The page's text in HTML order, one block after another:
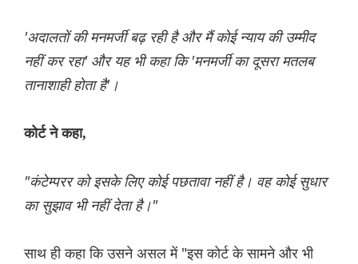
'अदालतों की मनमर्जी बढ़ रही है और मैं कोई न्याय की उम्मीद
नहीं कर रहा' और यह भी कहा कि 'मनमर्जी का दूसरा मतलब
तानाशाही होता है'।
कोर्ट ने कहा,
"कंटेम्परर को इसके लिए कोई पछतावा नहीं है। वह कोई सुधार
का सुझाव भी नहीं देता है।"
साथ ही कहा कि उसने असल में "इस कोर्ट के सामने और भी